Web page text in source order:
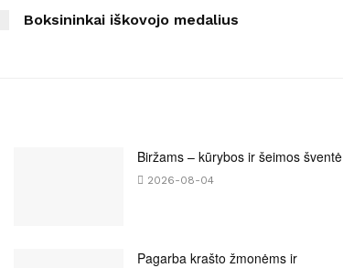
Boksininkai iškovojo medalius
Biržams – kūrybos ir šeimos šventė
2026-08-04
Pagarba krašto žmonėms ir